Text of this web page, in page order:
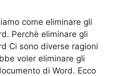
come eliminare gli
Perchè eliminare gli
Ci sono diverse ragioni
voler eliminare gli
di Word. Ecco